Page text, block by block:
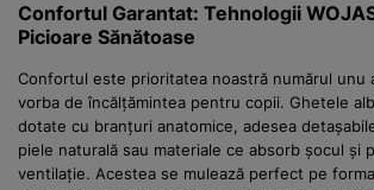
Confortul Garantat: Tehnologii
Picioare Sănătoase
Confortul este prioritatea noastră numărul unu
vorba de încălțămintea pentru copii. Ghetele
dotate cu branțuri anatomice, adesea
piele naturală sau materiale ce absorb șocul și
ventilație. Acestea se mulează perfect pe